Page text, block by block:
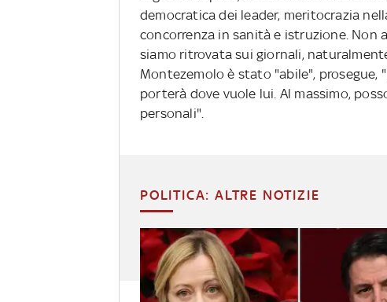
democratica dei leader, meritocrazia
concorrenza in sanità e istruzione. Non
siamo ritrovata sui giornali,
Montezemolo è stato "abile", prosegue,
porterà dove vuole lui. Al massimo,
personali".
POLITICA: ALTRE NOTIZIE